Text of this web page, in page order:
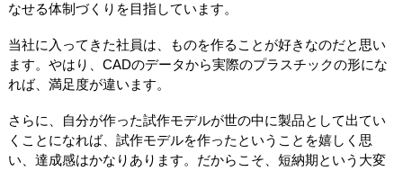
なせる体制づくりを目指しています。
当社に入ってきた社員は、ものを作ることが好きなのだと思い
ます。やはり、CADのデータから実際のプラスチックの形にな
れば、満足度が違います。
さらに、自分が作った試作モデルが世の中に製品として出てい
くことになれば、試作モデルを作ったということを嬉しく思
い、達成感はかなりあります。だからこそ、短納期という大変